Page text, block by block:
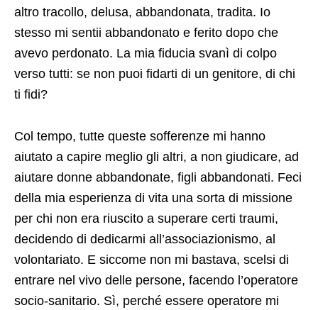
altro tracollo, delusa, abbandonata, tradita. Io
stesso mi sentii abbandonato e ferito dopo che
avevo perdonato. La mia fiducia svanì di colpo
verso tutti: se non puoi fidarti di un genitore, di chi
ti fidi?
Col tempo, tutte queste sofferenze mi hanno
aiutato a capire meglio gli altri, a non giudicare, ad
aiutare donne abbandonate, figli abbandonati. Feci
della mia esperienza di vita una sorta di missione
per chi non era riuscito a superare certi traumi,
decidendo di dedicarmi all’associazionismo, al
volontariato. E siccome non mi bastava, scelsi di
entrare nel vivo delle persone, facendo l’operatore
socio-sanitario. Sì, perché essere operatore mi